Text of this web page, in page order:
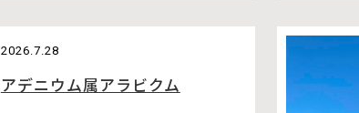
2026.7.28
アデニウム属アラビクム